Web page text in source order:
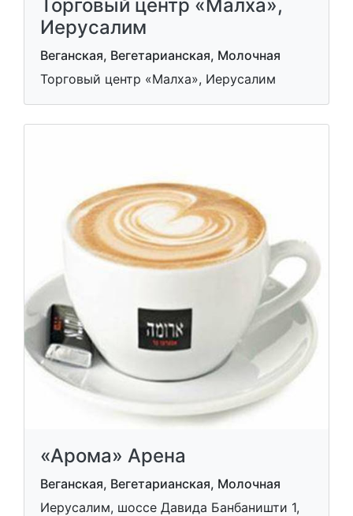
Торговый центр «Малха»,
Иерусалим
Веганская, Вегетарианская, Молочная
Торговый центр «Малха», Иерусалим
«Арома» Арена
Веганская, Вегетарианская, Молочная
Иерусалим, шоссе Давида Банбаништи 1,